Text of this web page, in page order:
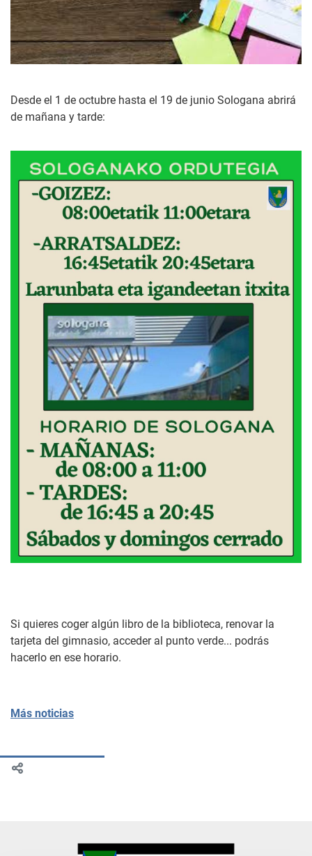
Desde el 1 de octubre hasta el 19 de junio Sologana abrirá
de mañana y tarde:
Si quieres coger algún libro de la biblioteca, renovar la
tarjeta del gimnasio, acceder al punto verde... podrás
hacerlo en ese horario.
Más noticias